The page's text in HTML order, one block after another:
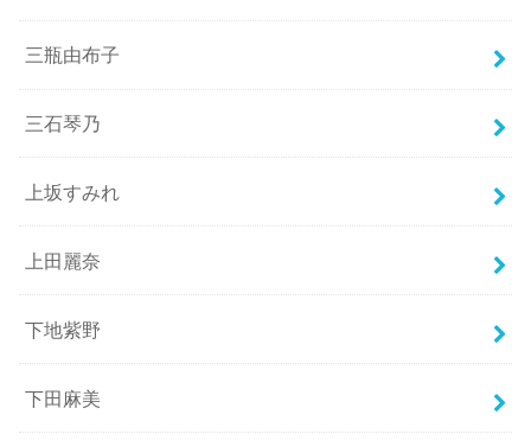
三瓶由布子
三石琴乃
上坂すみれ
上田麗奈
下地紫野
下田麻美